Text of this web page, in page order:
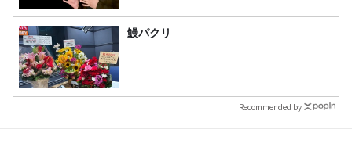
鰻パクリ
Recommended by